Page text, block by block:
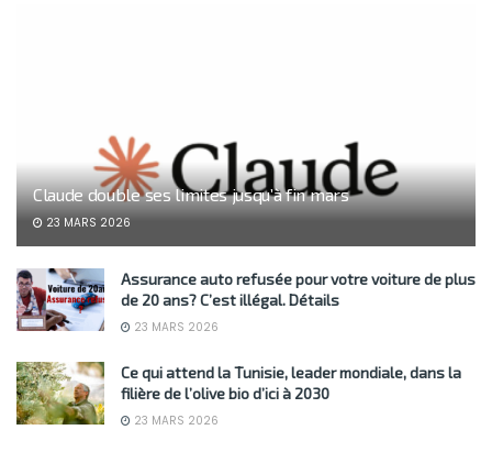
Claude double ses limites jusqu’à fin mars
23 MARS 2026
Assurance auto refusée pour votre voiture de plus
de 20 ans? C’est illégal. Détails
23 MARS 2026
Ce qui attend la Tunisie, leader mondiale, dans la
filière de l’olive bio d’ici à 2030
23 MARS 2026